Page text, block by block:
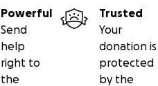
Powerful
Send
help
right to
the
Trusted
Your
donation is
protected
by the